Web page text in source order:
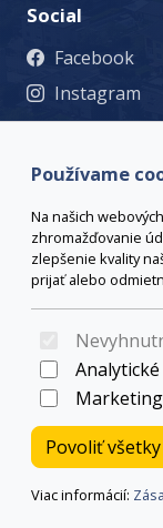
Používame
Na našich
zhromažďovanie
zlepšenie kvality
prijať alebo
Analytické
Povoliť všetky
Viac informácií:
Social
Facebook
Instagram
nad
© 2026
Hosting: